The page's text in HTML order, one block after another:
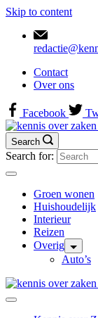
Skip to content
Contact
Over ons
Facebook
Search
Search for:
Groen wonen
Huishoudelijk
Interieur
Reizen
Overig
Auto’s